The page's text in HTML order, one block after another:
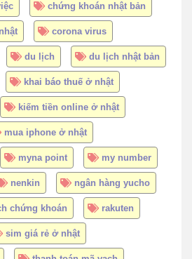
chứng khoán nhật bản
corona virus
du lịch du lịch nhật bản
khai báo thuế ở nhật
kiếm tiền online ở nhật
mua iphone ở nhật
myna point my number
nenkin ngân hàng yucho
chứng khoán rakuten
sim giá rẻ ở nhật